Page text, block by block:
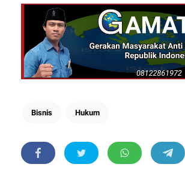
Bisnis Hukum